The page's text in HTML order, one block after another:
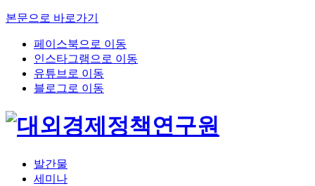
본문으로 바로가기
페이스북으로 이동
인스타그램으로 이동
유튜브로 이동
블로그로 이동
발간물
세미나